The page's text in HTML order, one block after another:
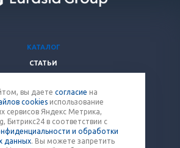
КАТАЛОГ
СТАТЬИ
КОМПАНИЯ
КОНТАКТЫ
8 (800) 707-12-53
вы даете согласие на
cookies использование
сервисов Яндекс Метрика,
Битрикс24 в соответствии с
и обработки
данных. Вы можете запретить